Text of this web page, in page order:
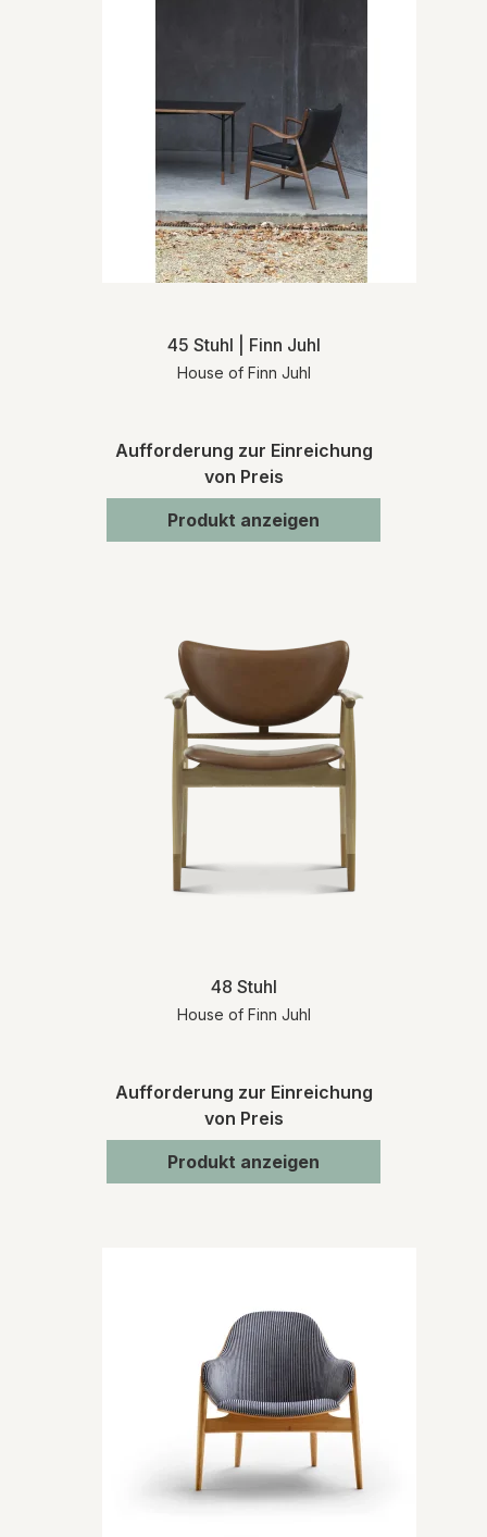
45 Stuhl | Finn Juhl
House of Finn Juhl
Aufforderung zur Einreichung
von Preis
Produkt anzeigen
48 Stuhl
House of Finn Juhl
Aufforderung zur Einreichung
von Preis
Produkt anzeigen